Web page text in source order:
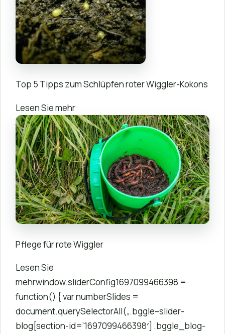
Top 5 Tipps zum Schlüpfen roter Wiggler-Kokons
Lesen Sie mehr
Pflege für rote Wiggler
Lesen Sie
mehrwindow.sliderConfig1697099466398 =
function() { var numberSlides =
document.querySelectorAll(„.bggle–slider-
blog[section-id=’1697099466398′] .bggle_blog-